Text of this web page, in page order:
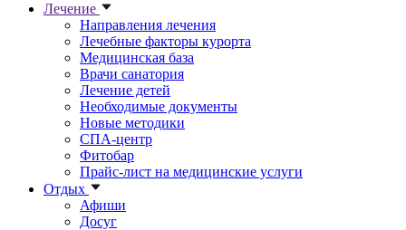
Лечение
Направления лечения
Лечебные факторы курорта
Медицинская база
Врачи санатория
Лечение детей
Необходимые документы
Новые методики
СПА-центр
Фитобар
Прайс-лист на медицинские услуги
Отдых
Афиши
Досуг